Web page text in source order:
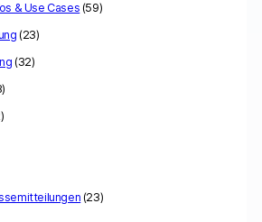
& Use Cases (59)
(23)
(32)
(23)